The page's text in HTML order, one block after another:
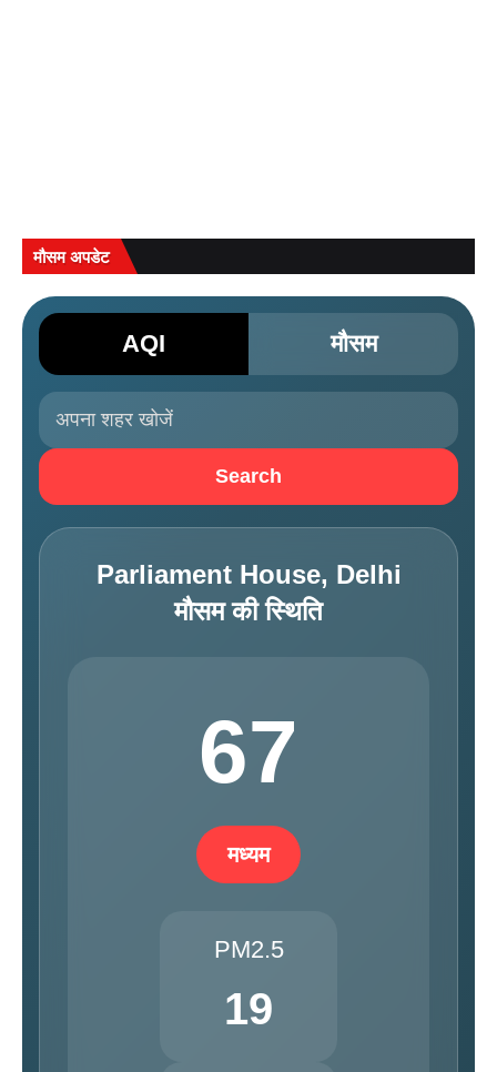
मौसम अपडेट
AQI मौसम
Search
Parliament House, Delhi
मौसम की स्थिति
67
मध्यम
PM2.5
19